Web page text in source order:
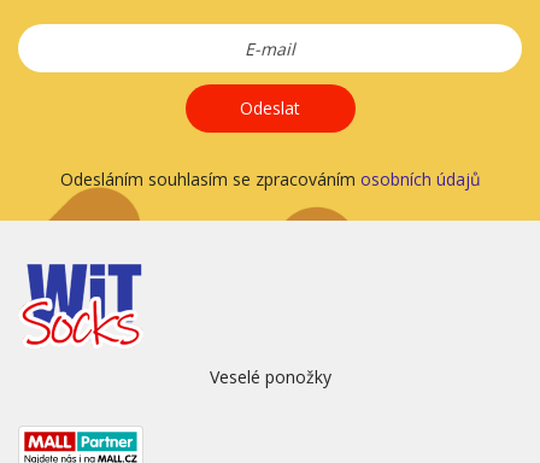
Odeslat
Odesláním souhlasím se zpracováním osobních údajů
Veselé ponožky